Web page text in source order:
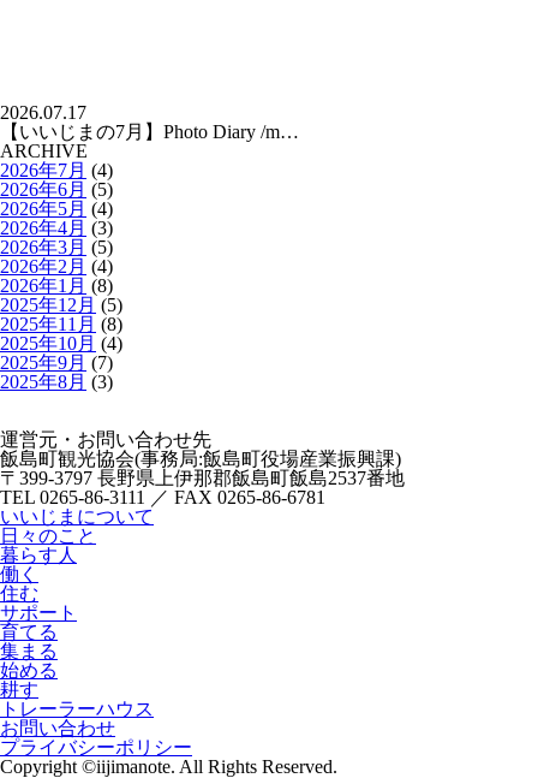
2026.07.17
【いいじまの7月】Photo Diary /m…
ARCHIVE
2026年7月 (4)
2026年6月 (5)
2026年5月 (4)
2026年4月 (3)
2026年3月 (5)
2026年2月 (4)
2026年1月 (8)
2025年12月 (5)
2025年11月 (8)
2025年10月 (4)
2025年9月 (7)
2025年8月 (3)
運営元・お問い合わせ先
飯島町観光協会(事務局:飯島町役場産業振興課)
〒399-3797 長野県上伊那郡飯島町飯島2537番地
TEL 0265-86-3111 ／ FAX 0265-86-6781
いいじまについて
日々のこと
暮らす人
働く
住む
サポート
育てる
集まる
始める
耕す
トレーラーハウス
お問い合わせ
プライバシーポリシー
Copyright ©iijimanote. All Rights Reserved.